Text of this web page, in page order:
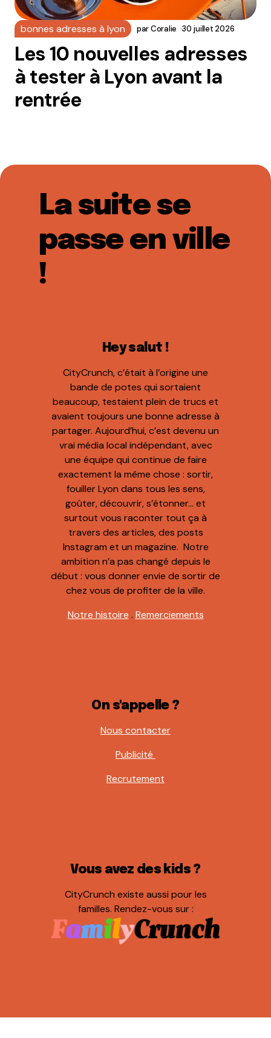
bonnes adresses à lyon parCoralie 30 juillet 2026
Les 10 nouvelles adresses
à tester à Lyon avant la
rentrée
La suite se
passe en ville
!
Hey salut !
CityCrunch, c’était à l’origine une
bande de potes qui sortaient
beaucoup, testaient plein de trucs et
avaient toujours une bonne adresse à
partager. Aujourd’hui, c’est devenu un
vrai média local indépendant, avec
une équipe qui continue de faire
exactement la même chose : sortir,
fouiller Lyon dans tous les sens,
goûter, découvrir, s’étonner… et
surtout vous raconter tout ça à
travers des articles, des posts
Instagram et un magazine. Notre
ambition n’a pas changé depuis le
début : vous donner envie de sortir de
chez vous de profiter de la ville.
Notre histoire . Remerciements
On s'appelle ?
Nous contacter
Publicité
Recrutement
Vous avez des kids ?
CityCrunch existe aussi pour les
familles. Rendez-vous sur :